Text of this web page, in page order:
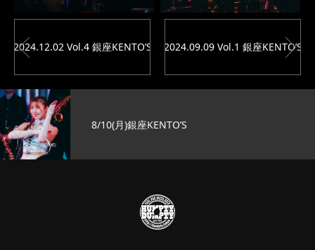
2024.12.02 Vol.4 銀座KENTO’S 2024.09.09 Vol.1 銀座KENTO’S
8/10(月)銀座KENTO’S